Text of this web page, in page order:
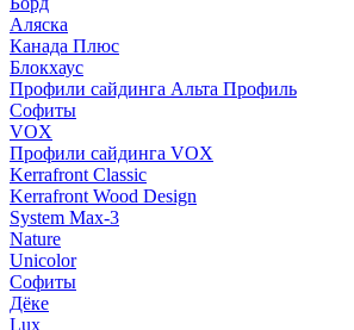
Аляска
Канада Плюс
Блокхаус
Профили сайдинга Альта Профиль
Софиты
VOX
Профили сайдинга VOX
Kerrafront Classic
Kerrafront Wood Design
System Max-3
Nature
Unicolor
Софиты
Дёке
Lux